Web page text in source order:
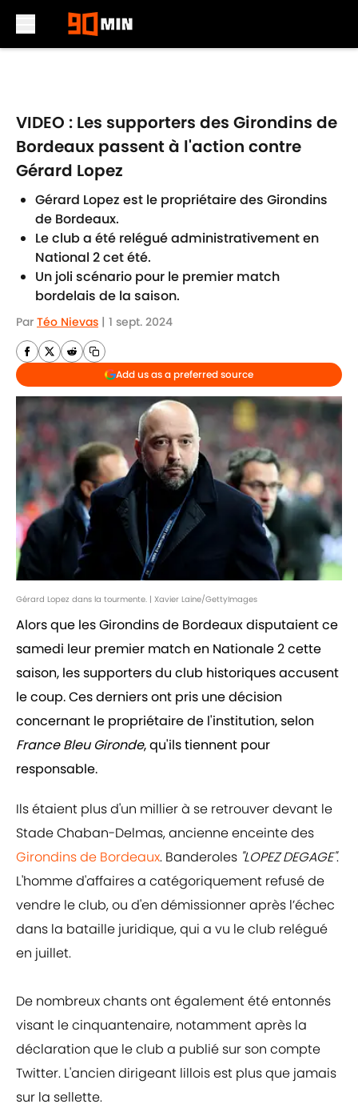
VIDEO : Les supporters des Girondins de
Bordeaux passent à l'action contre
Gérard Lopez
Gérard Lopez est le propriétaire des Girondins
de Bordeaux.
Le club a été relégué administrativement en
National 2 cet été.
Un joli scénario pour le premier match
bordelais de la saison.
Par Téo Nievas | 1 sept. 2024
Add us as a preferred source
Gérard Lopez dans la tourmente. | Xavier Laine/GettyImages
Alors que les Girondins de Bordeaux disputaient ce
samedi leur premier match en Nationale 2 cette
saison, les supporters du club historiques accusent
le coup. Ces derniers ont pris une décision
concernant le propriétaire de l'institution, selon
France Bleu Gironde, qu'ils tiennent pour
responsable.
Ils étaient plus d'un millier à se retrouver devant le
Stade Chaban-Delmas, ancienne enceinte des
Girondins de Bordeaux. Banderoles "LOPEZ DEGAGE".
L'homme d'affaires a catégoriquement refusé de
vendre le club, ou d'en démissionner après l’échec
dans la bataille juridique, qui a vu le club relégué
en juillet.
De nombreux chants ont également été entonnés
visant le cinquantenaire, notamment après la
déclaration que le club a publié sur son compte
Twitter. L'ancien dirigeant lillois est plus que jamais
sur la sellette.